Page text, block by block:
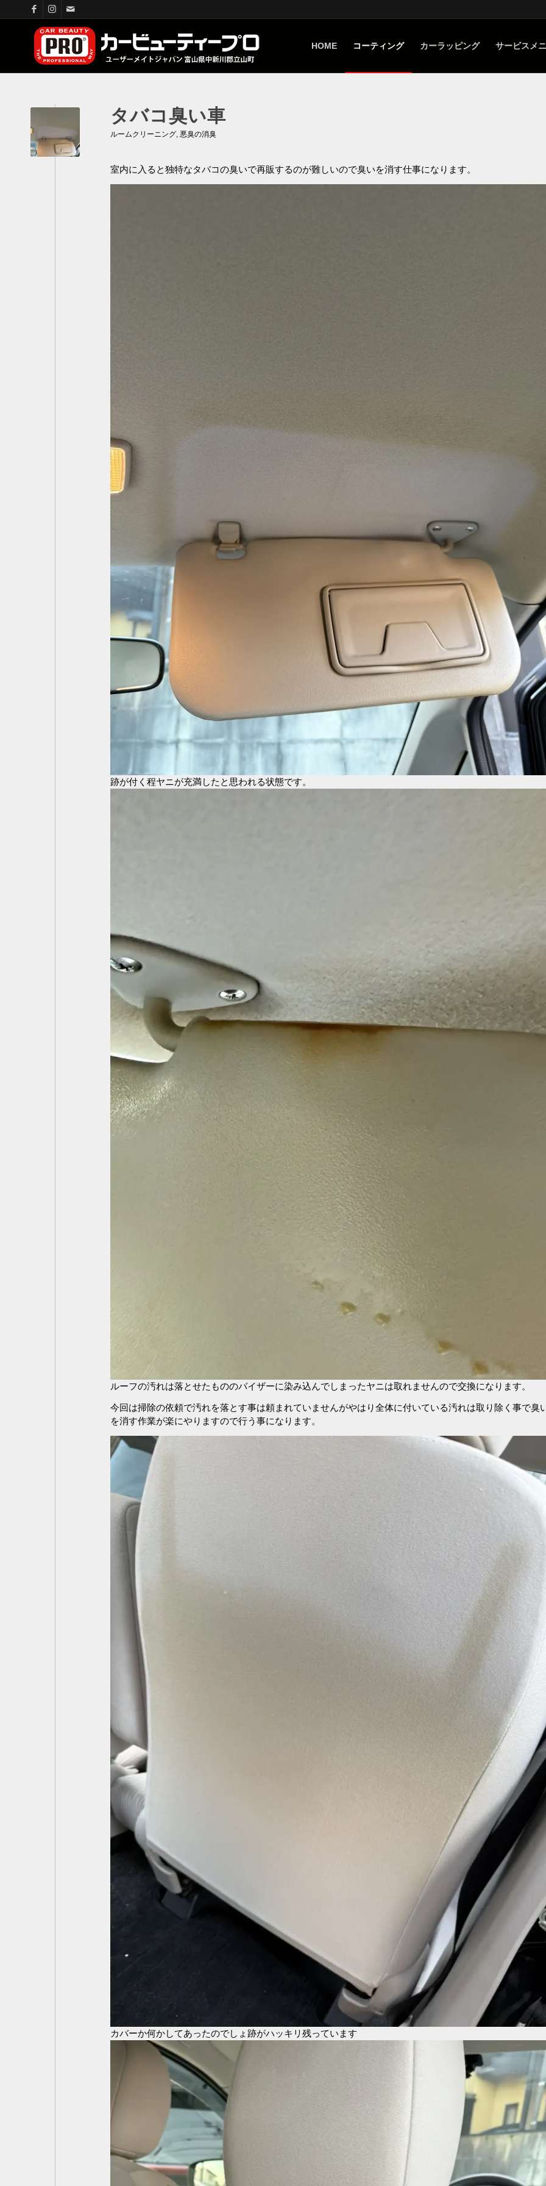
HOME コーティング カーラッピング サービスメ
タバコ臭い車
ルームクリーニング, 悪臭の消臭
室内に入ると独特なタバコの臭いで再販するのが難しいので臭いを消す仕事になります。
跡が付く程ヤニが充満したと思われる状態です。
ルーフの汚れは落とせたもののバイザーに染み込んでしまったヤニは取れませんので交換になります。
今回は掃除の依頼で汚れを落とす事は頼まれていませんがやはり全体に付いている汚れは取り除く事で臭
を消す作業が楽にやりますので行う事になります。
カバーか何かしてあったのでしょ跡がハッキリ残っています